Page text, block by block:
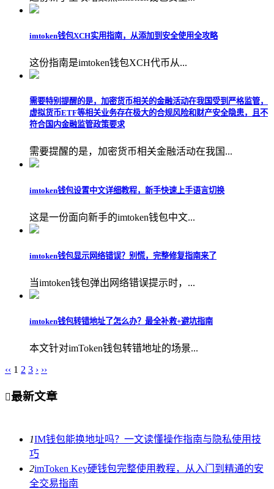
imtoken钱包XCH实用指南，从添加到安全使用全攻略
这份指南是imtoken钱包XCH代币从...
需要特别提醒的是，加密货币相关的金融活动在我国受到严格监管，
虚拟货币ETF等相关业务存在极大的合规风险和财产安全隐患，且不
符合国内金融监管政策要求
需要提醒的是，加密货币相关金融活动在我国...
imtoken钱包设置中文详细教程，新手快速上手语言切换
这是一份面向新手的imtoken钱包中文...
imtoken钱包显示网络错误？别慌，完整修复指南来了
当imtoken钱包弹出网络错误提示时，...
imtoken钱包转错地址了怎么办？最全补救+避坑指南
本文针对imToken钱包转错地址的场景...
‹‹ 1 2 3 › ››
最新文章
1IM钱包能换地址吗？一文读懂操作指南与隐私使用技
巧
2imToken Key硬钱包完整使用教程，从入门到精通的安
全交易指南